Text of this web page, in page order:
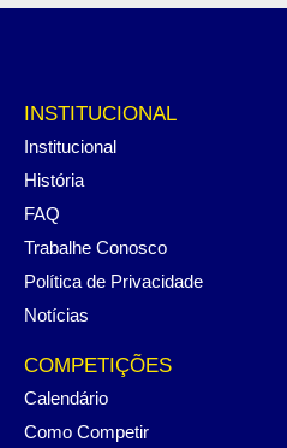
INSTITUCIONAL
Institucional
História
FAQ
Trabalhe Conosco
Política de Privacidade
Notícias
COMPETIÇÕES
Calendário
Como Competir